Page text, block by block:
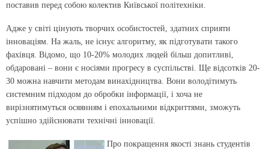
поставив перед собою колектив Київської політехніки.
Адже у світі цінують творчих особистостей, здатних сприяти
інноваціям. На жаль, не існує алгоритму, як підготувати такого
фахівця. Відомо, що 10-20% молодих людей більш допитливі,
обдаровані – вони є носіями прогресу в суспільстві. Ще відсотків 20-
30 можна навчити методам винахідництва. Вони володітимуть
системним підходом до обробки інформації, і хоча не
вирізнятимуться осяянням і епохальними відкриттями, зможуть
успішно здійснювати технічні інновації.
Про покращення якості знань студентів